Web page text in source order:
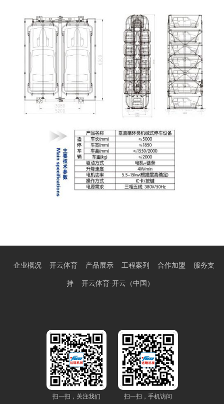
企业概况 开云体育 产品展示 工程案列 合作加盟
服务支
持
开云体育-开云（中国）
扫一扫，关注我们 扫一扫，手机访问